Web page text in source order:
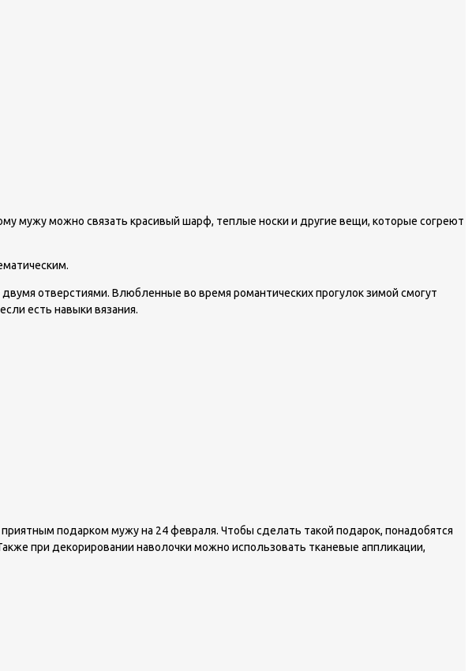
мужу можно связать красивый шарф, теплые носки и другие вещи, которые согреют
отверстиями. Влюбленные во время романтических прогулок зимой смогут
есть навыки вязания.
подарком мужу на 24 февраля. Чтобы сделать такой подарок, понадобятся
при декорировании наволочки можно использовать тканевые аппликации,